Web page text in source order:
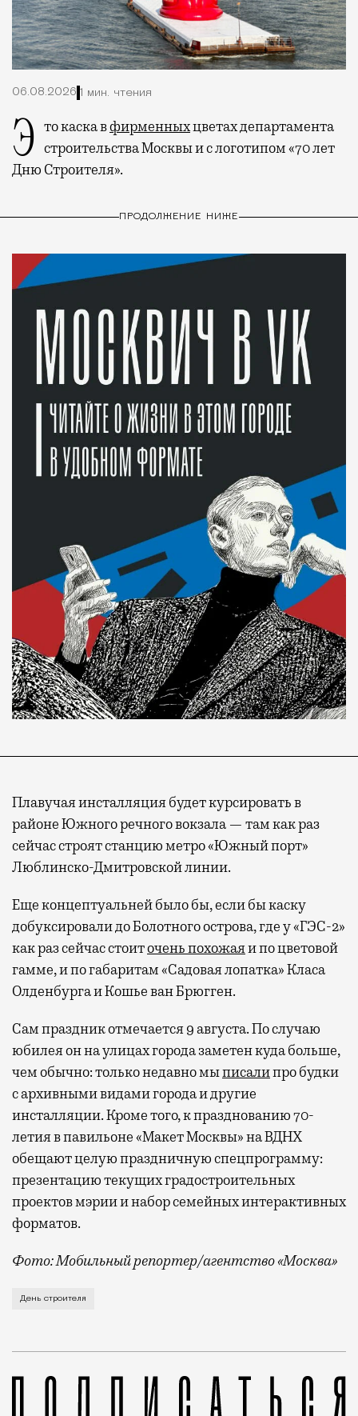
06.08.2026 1 мин. чтения
Это каска вфирменныхцветах департамента
строительства Москвы и с логотипом «70 лет
Дню Строителя».
ПРОДОЛЖЕНИЕ НИЖЕ
Плавучая инсталляция будет курсировать в
районе Южного речного вокзала — там как раз
сейчас строят станцию метро «Южный порт»
Люблинско-Дмитровской линии.
Еще концептуальней было бы, если бы каску
добуксировали до Болотного острова, где у «ГЭС-2»
как раз сейчас стоиточень похожаяи по цветовой
гамме, и по габаритам «Садовая лопатка» Класа
Олденбурга и Кошье ван Брюгген.
Сам праздник отмечается 9 августа. По случаю
юбилея он на улицах города заметен куда больше,
чем обычно: только недавно мыписалипро будки
с архивными видами города и другие
инсталляции. Кроме того, к празднованию 70-
летия в павильоне «Макет Москвы» на ВДНХ
обещают целую праздничную спецпрограмму:
презентацию текущих градостроительных
проектов мэрии и набор семейных интерактивных
форматов.
Фото: Мобильный репортер/агентство «Москва»
Это каска в фирменных цветах департамента
День строителя